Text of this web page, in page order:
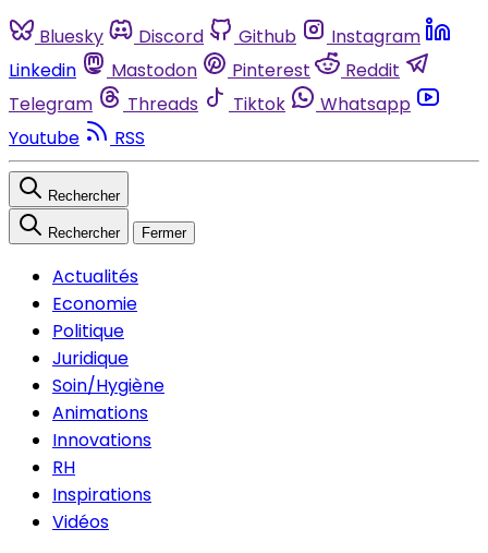
Bluesky Discord Github
Instagram
Linkedin
Mastodon Pinterest
Reddit
Telegram
Threads Tiktok
Whatsapp
Youtube
RSS
Rechercher
Rechercher Fermer
Actualités
Economie
Politique
Juridique
Soin/Hygiène
Animations
Innovations
RH
Inspirations
Vidéos